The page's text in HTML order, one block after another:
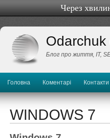
Через
Odarchuk
Блог про життя, IТ,
Головна Коментарі Контакти
WINDOWS 7